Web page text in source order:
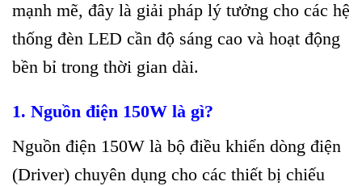
mạnh mẽ, đây là giải pháp lý tưởng cho các hệ
thống đèn LED cần độ sáng cao và hoạt động
bền bỉ trong thời gian dài.
1. Nguồn điện 150W là gì?
Nguồn điện 150W là bộ điều khiển dòng điện
(Driver) chuyên dụng cho các thiết bị chiếu